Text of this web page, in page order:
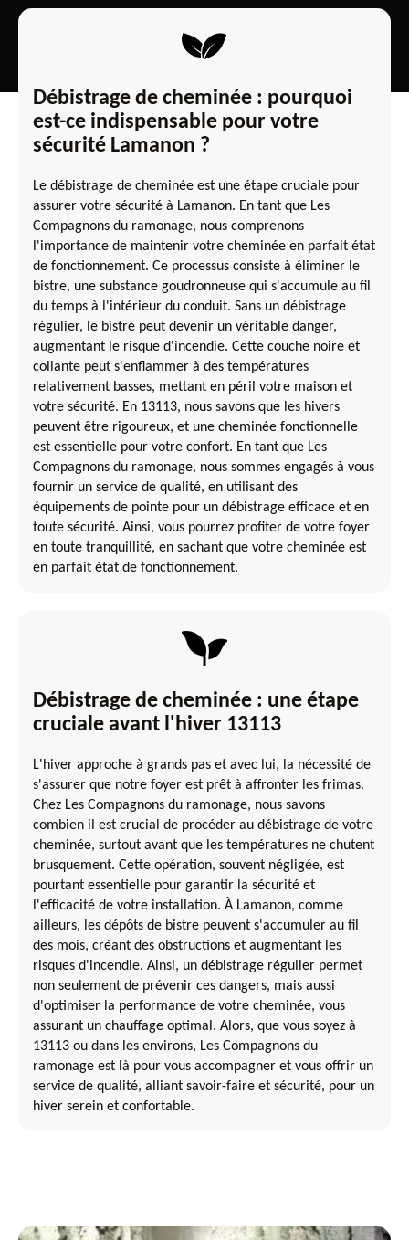
Débistrage de cheminée : pourquoi
est-ce indispensable pour votre
sécurité Lamanon ?
Le débistrage de cheminée est une étape cruciale pour
assurer votre sécurité à Lamanon. En tant que Les
Compagnons du ramonage, nous comprenons
l'importance de maintenir votre cheminée en parfait état
de fonctionnement. Ce processus consiste à éliminer le
bistre, une substance goudronneuse qui s'accumule au fil
du temps à l'intérieur du conduit. Sans un débistrage
régulier, le bistre peut devenir un véritable danger,
augmentant le risque d'incendie. Cette couche noire et
collante peut s'enflammer à des températures
relativement basses, mettant en péril votre maison et
votre sécurité. En 13113, nous savons que les hivers
peuvent être rigoureux, et une cheminée fonctionnelle
est essentielle pour votre confort. En tant que Les
Compagnons du ramonage, nous sommes engagés à vous
fournir un service de qualité, en utilisant des
équipements de pointe pour un débistrage efficace et en
toute sécurité. Ainsi, vous pourrez profiter de votre foyer
en toute tranquillité, en sachant que votre cheminée est
en parfait état de fonctionnement.
Débistrage de cheminée : une étape
cruciale avant l'hiver 13113
L'hiver approche à grands pas et avec lui, la nécessité de
s'assurer que notre foyer est prêt à affronter les frimas.
Chez Les Compagnons du ramonage, nous savons
combien il est crucial de procéder au débistrage de votre
cheminée, surtout avant que les températures ne chutent
brusquement. Cette opération, souvent négligée, est
pourtant essentielle pour garantir la sécurité et
l'efficacité de votre installation. À Lamanon, comme
ailleurs, les dépôts de bistre peuvent s'accumuler au fil
des mois, créant des obstructions et augmentant les
risques d'incendie. Ainsi, un débistrage régulier permet
non seulement de prévenir ces dangers, mais aussi
d'optimiser la performance de votre cheminée, vous
assurant un chauffage optimal. Alors, que vous soyez à
13113 ou dans les environs, Les Compagnons du
ramonage est là pour vous accompagner et vous offrir un
service de qualité, alliant savoir-faire et sécurité, pour un
hiver serein et confortable.